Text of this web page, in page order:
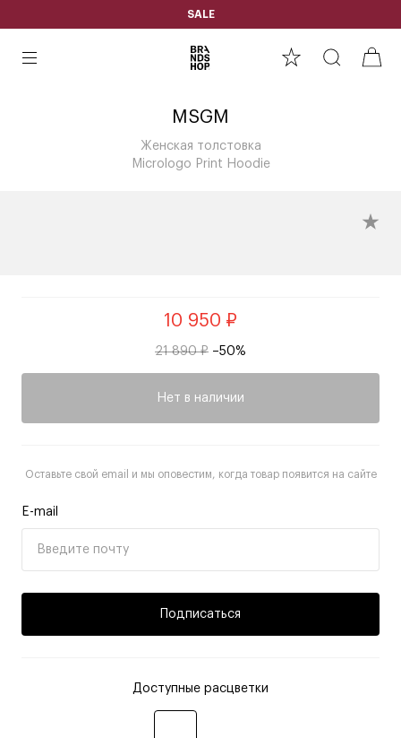
SALE
MSGM
Женская толстовка
Micrologo Print Hoodie
10 950 ₽
21 890 ₽ –50%
Нет в наличии
Оставьте свой email и мы оповестим, когда товар появится на сайте
E-mail
Подписаться
Доступные расцветки